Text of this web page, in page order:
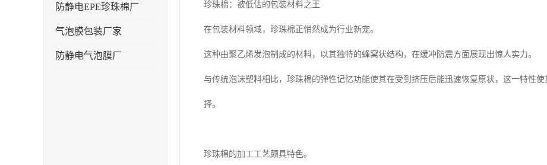
防静电EPE珍珠棉厂
气泡膜包装厂家
防静电气泡膜厂
珍珠棉：被低估的包装材料之王
在包装材料领域，珍珠棉正悄然成为行业新宠。
这种由聚乙烯发泡制成的材料，以其独特的蜂窝状结构，在缓冲防震方面展现出惊人实力。
与传统泡沫塑料相比，珍珠棉的弹性记忆功能使其在受到挤压后能迅速恢复原状，这一特性
择。
珍珠棉的加工工艺颇具特色。